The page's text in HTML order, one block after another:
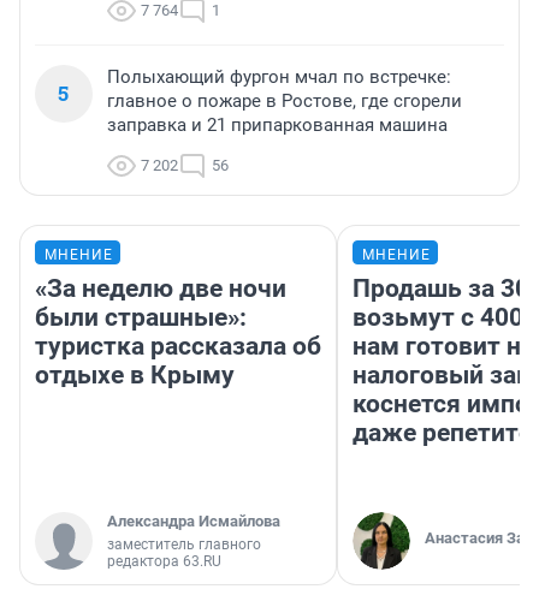
7 764 1
5
Полыхающий фургон мчал по встречке:
главное о пожаре в Ростове, где сгорели
заправка и 21 припаркованная машина
7 202 56
МНЕНИЕ
«За неделю две ночи
были страшные»:
туристка рассказала об
отдыхе в Крыму
Александра Исмайлова
заместитель главного
редактора 63.RU
МНЕНИЕ
Продашь за
возьмут с
нам готовит
налоговый
коснется
даже
Анастасия